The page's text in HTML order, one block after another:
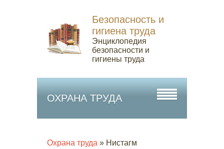
Безопасность и
гигиена труда
Энциклопедия
безопасности и
гигиены труда
ОХРАНА ТРУДА
Охрана труда » Нистагм